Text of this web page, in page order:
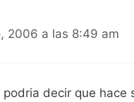
2006 a las 8:49 am
podria decir que hace